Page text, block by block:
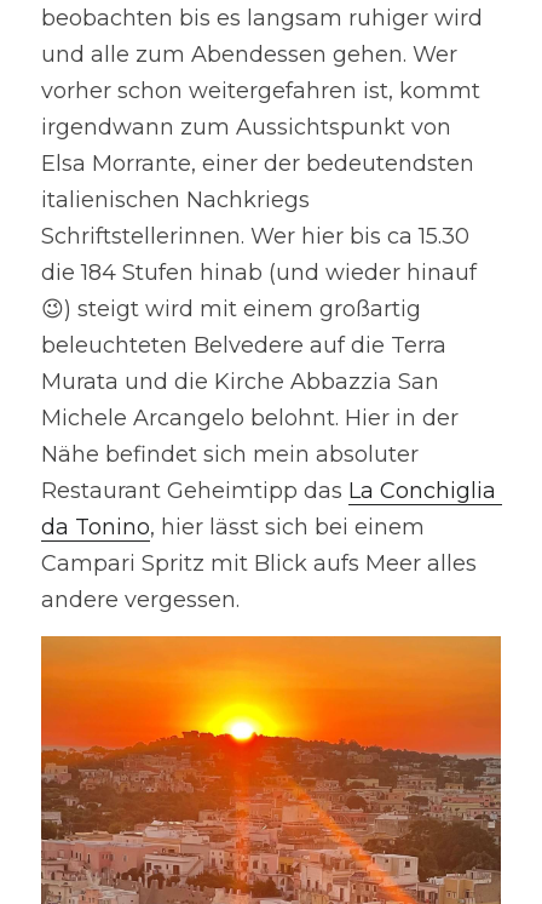
beobachten bis es langsam ruhiger wird
und alle zum Abendessen gehen. Wer
vorher schon weitergefahren ist, kommt
irgendwann zum Aussichtspunkt von
Elsa Morrante, einer der bedeutendsten
italienischen Nachkriegs
Schriftstellerinnen. Wer hier bis ca 15.30
die 184 Stufen hinab (und wieder hinauf
😉) steigt wird mit einem großartig
beleuchteten Belvedere auf die Terra
Murata und die Kirche Abbazzia San
Michele Arcangelo belohnt. Hier in der
Nähe befindet sich mein absoluter
Restaurant Geheimtipp das La Conchiglia
da Tonino, hier lässt sich bei einem
Campari Spritz mit Blick aufs Meer alles
andere vergessen.